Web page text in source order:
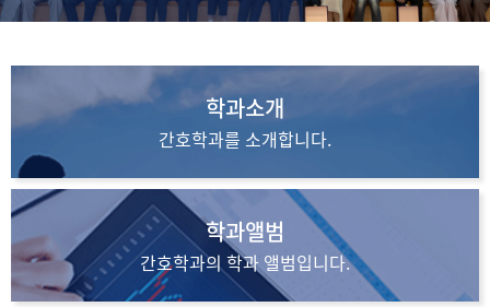
학과소개
간호학과를 소개합니다.
학과앨범
간호학과의학과 앨범입니다.